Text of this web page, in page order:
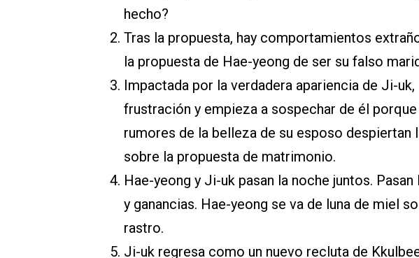
hecho?
Tras la propuesta, hay comportamientos
la propuesta de Hae-yeong de ser su falso
Impactada por la verdadera apariencia de Ji-
frustración y empieza a sospechar de él
rumores de la belleza de su esposo despiertan
sobre la propuesta de matrimonio.
Hae-yeong y Ji-uk pasan la noche juntos.
y ganancias. Hae-yeong se va de luna de miel
rastro.
Ji-uk regresa como un nuevo recluta de